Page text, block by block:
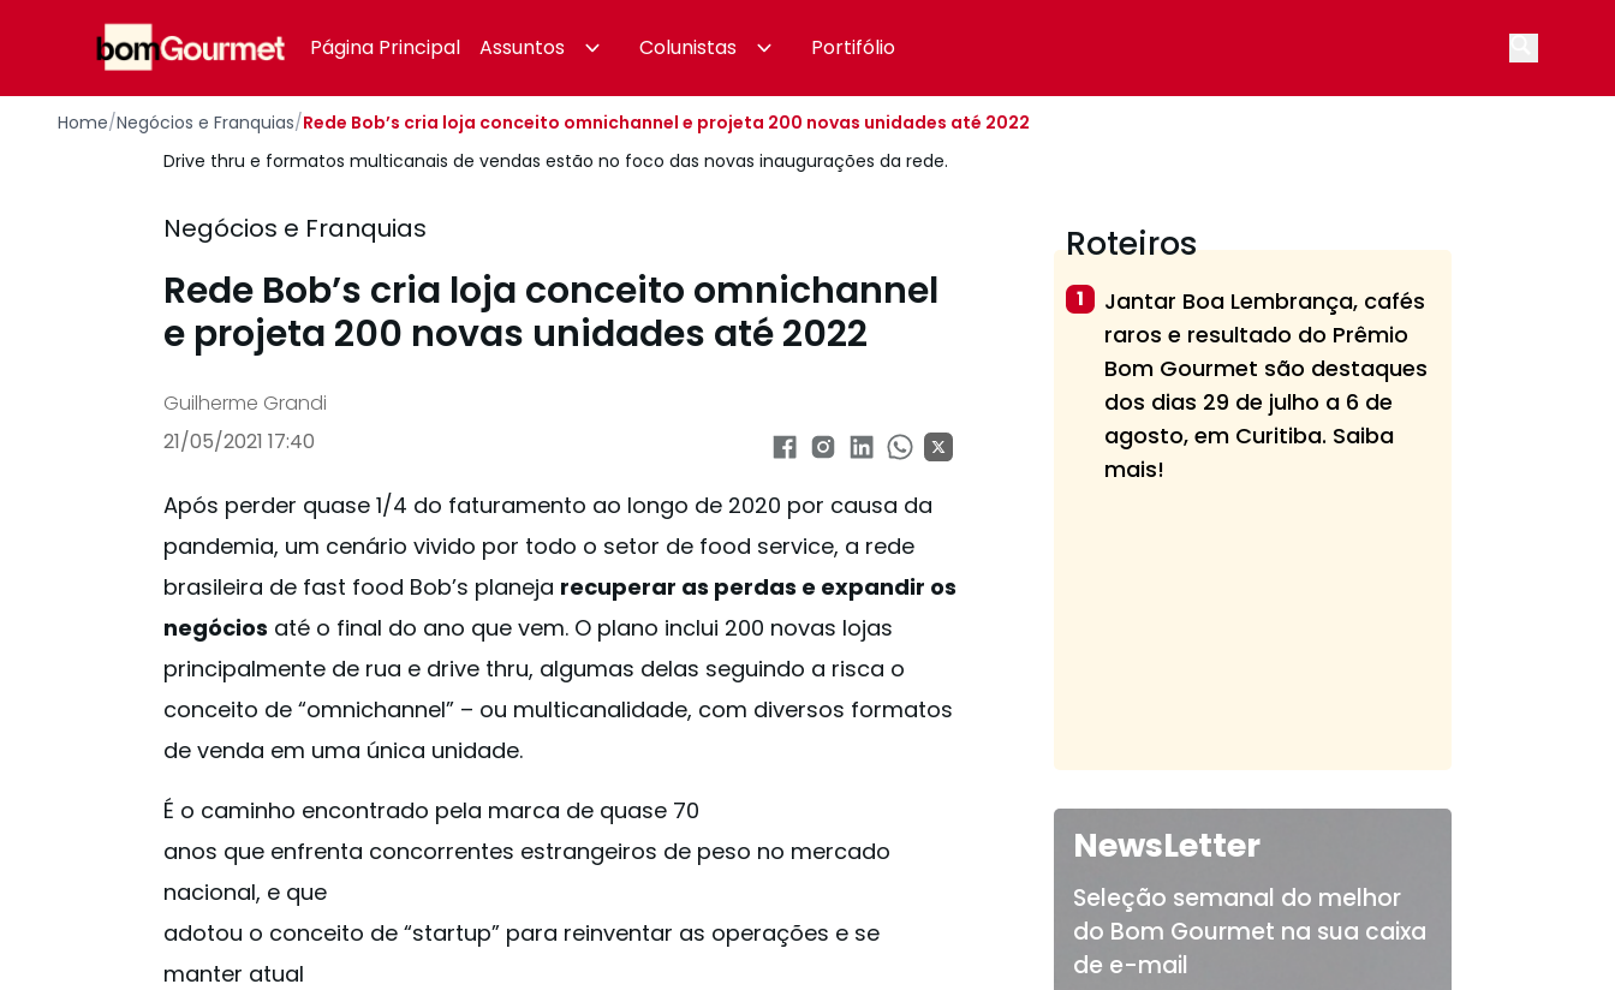
Página Principal
Assuntos Colunistas Portifólio
Home/Negócios e Franquias/Rede Bob’s cria loja conceito omnichannel e projeta 200 novas unidades até 2022
Drive thru e formatos multicanais de vendas estão no foco das novas inaugurações da rede.
Negócios e Franquias
Rede Bob’s cria loja conceito omnichannel
e projeta 200 novas unidades até 2022
Guilherme Grandi
21/05/2021 17:40
Após perder quase 1/4 do faturamento ao longo de 2020 por causa da
pandemia, um cenário vivido por todo o setor de food service, a rede
brasileira de fast food Bob’s planeja recuperar as perdas e expandir os
negócios até o final do ano que vem. O plano inclui 200 novas lojas
principalmente de rua e drive thru, algumas delas seguindo a risca o
conceito de “omnichannel” – ou multicanalidade, com diversos formatos
de venda em uma única unidade.
É o caminho encontrado pela marca de quase 70
anos que enfrenta concorrentes estrangeiros de peso no mercado
nacional, e que
adotou o conceito de “startup” para reinventar as operações e se
manter atual
Roteiros
1
Jantar Boa Lembrança, cafés
raros e resultado do Prêmio
Bom Gourmet são destaques
dos dias 29 de julho a 6 de
agosto, em Curitiba. Saiba
mais!
NewsLetter
Seleção semanal do melhor
do Bom Gourmet na sua caixa
de e-mail